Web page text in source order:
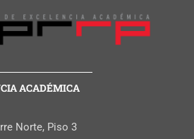
ACADÉMICA
Norte, Piso 3